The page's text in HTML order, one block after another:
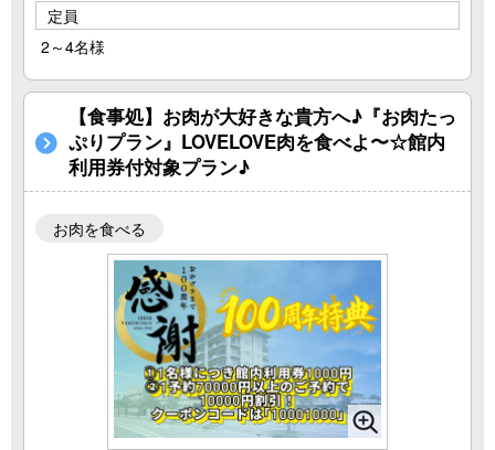
定員
2～4名様
【食事処】お肉が大好きな貴方へ♪『お肉たっ
ぷりプラン』LOVELOVE肉を食べよ〜☆館内
利用券付対象プラン♪
お肉を食べる